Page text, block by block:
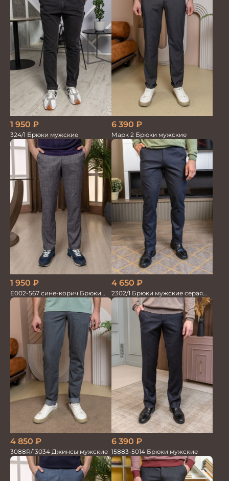
1 950 ₽
324/1 Брюки мужские
6 390 ₽
Марк 2 Брюки мужские
1 950 ₽
Е002-567 сине-корич Брюки
мужские
4 650 ₽
2302/1 Брюки мужские серая
елка
4 850 ₽
3088R/13034 Джинсы мужские
6 390 ₽
15883-5014 Брюки мужские